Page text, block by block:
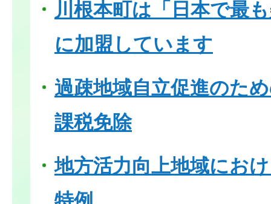
川根本町は「日本で最
に加盟しています
過疎地域自立促進のた
課税免除
地方活力向上地域にお